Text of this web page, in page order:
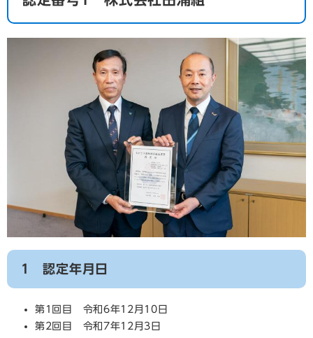
1 認定年月日
第1回目 令和6年12月10日
第2回目 令和7年12月3日